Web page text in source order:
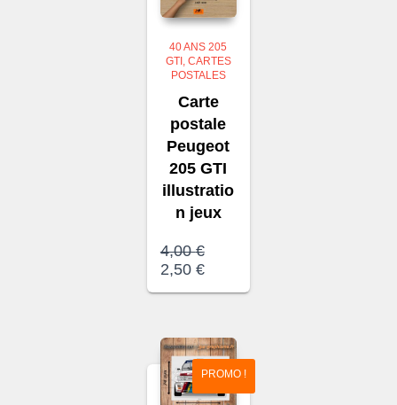
40 ANS 205
GTI
CARTES
POSTALES
Carte
postale
Peugeot
205 GTI
illustratio
n jeux
4,00€Le
prix
2,50 €Le
2,50 €.
PROMO !